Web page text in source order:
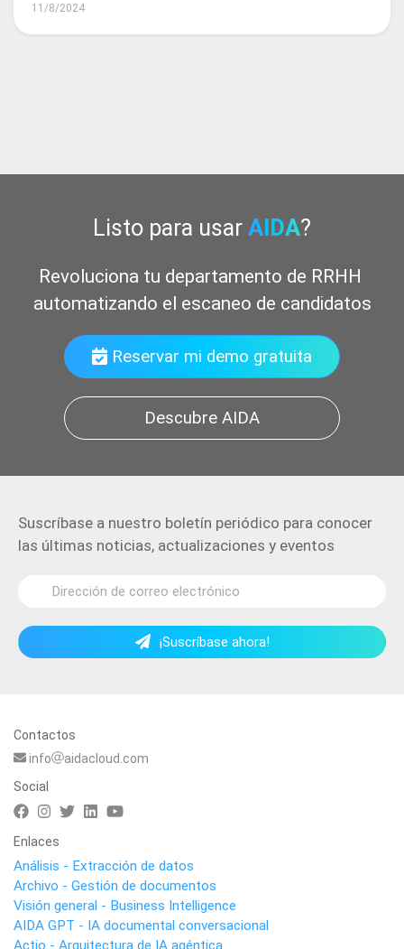
11/8/2024
Listo para usar AIDA?
Potencia tus
Reservar mi demo gratuita
Descubre AIDA
Suscríbase a nuestro boletín periódico para conocer
las últimas noticias, actualizaciones y eventos
¡Suscríbase ahora!
Contactos
info
aidacloud.com
Social
Enlaces
Análisis - Extracción de datos
Archivo - Gestión de documentos
Visión general - Business Intelligence
AIDA GPT - IA documental conversacional
Actio - Arquitectura de IA agéntica